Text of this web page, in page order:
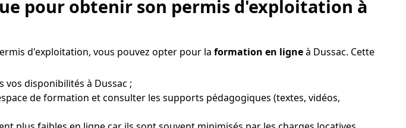
pour obtenir son permis d'exploitation à
d'exploitation, vous pouvez opter pour la formation en ligneà Dussac. Cette
disponibilités à Dussac ;
de formation et consulter les supports pédagogiques (textes, vidéos,